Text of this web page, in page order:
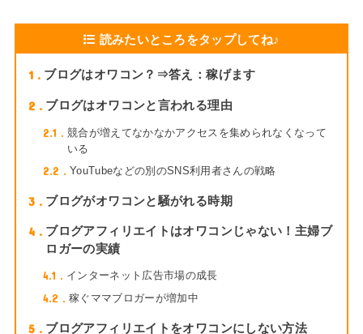
読みたいところをタップしてね♪
1 ブログはオワコン？⇒答え：稼げます
2 ブログはオワコンと言われる理由
2.1
競合が増えてなかなかアクセスを集められなくなって
いる
2.2 YouTubeなどの別のSNS利用者さんの戦略
3 ブログがオワコンと騒がれる時期
4
ブログアフィリエイトはオワコンじゃない！主婦ブ
ロガーの実績
4.1 インターネット広告市場の成長
4.2 稼ぐママブロガーが増加中
5 ブログアフィリエイトをオワコンにしない方法